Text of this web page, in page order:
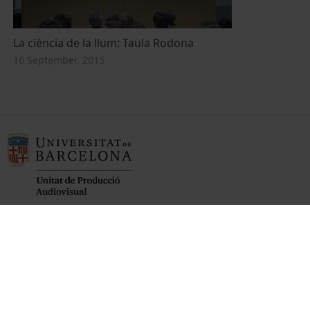
La ciència de la llum: Taula Rodona
16 September, 2015